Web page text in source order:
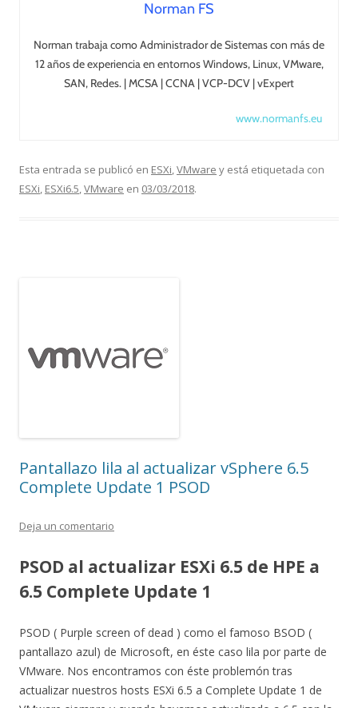
Norman FS
Norman trabaja como Administrador de Sistemas con más de
12 años de experiencia en entornos Windows, Linux, VMware,
SAN, Redes. | MCSA | CCNA | VCP-DCV | vExpert
www.normanfs.eu
Esta entrada se publicó en ESXi,VMware y está etiquetada con
ESXi, ESXi6.5,VMware en 03/03/2018.
Pantallazo lila al actualizar vSphere 6.5
Complete Update 1 PSOD
Deja un comentario
PSOD al actualizar ESXi 6.5 de HPE a
6.5 Complete Update 1
PSOD ( Purple screen of dead ) como el famoso BSOD (
pantallazo azul) de Microsoft, en éste caso lila por parte de
VMware. Nos encontramos con éste problemón tras
actualizar nuestros hosts ESXi 6.5 a Complete Update 1 de